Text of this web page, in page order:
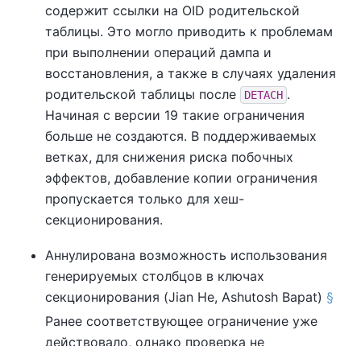
содержит ссылки на OID родительской
таблицы. Это могло приводить к проблемам
при выполнении операций дампа и
восстановления, а также в случаях удаления
родительской таблицы после
DETACH .
Начиная с версии 19 такие ограничения
больше не создаются. В поддерживаемых
ветках, для снижения риска побочных
эффектов, добавление копии ограничения
пропускается только для хеш-
секционирования.
Аннулирована возможность использования
генерируемых столбцов в ключах
секционирования (Jian He, Ashutosh Bapat) §
Ранее соответствующее ограничение уже
действовало, однако проверка не